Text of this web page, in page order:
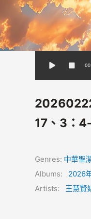
17、3：
Genres: 中華聖
Albums: 2026
Artists: 王慧賢